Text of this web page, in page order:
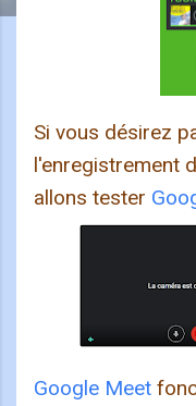
Si vous désirez
l'enregistrement
allons tester
Google Meet